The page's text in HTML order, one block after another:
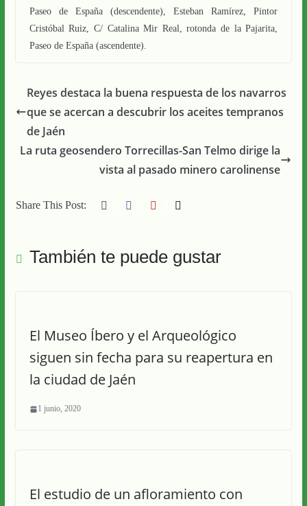
Paseo de España (descendente), Esteban Ramírez, Pintor
Cristóbal Ruiz, C/ Catalina Mir Real, rotonda de la Pajarita,
Paseo de España (ascendente).
Reyes destaca la buena respuesta de los navarros
que se acercan a descubrir los aceites tempranos
de Jaén
La ruta geosendero Torrecillas-San Telmo dirige la
vista al pasado minero carolinense
Share This Post:
También te puede gustar
El Museo Íbero y el Arqueológico
siguen sin fecha para su reapertura en
la ciudad de Jaén
1 junio, 2020
El estudio de un afloramiento con